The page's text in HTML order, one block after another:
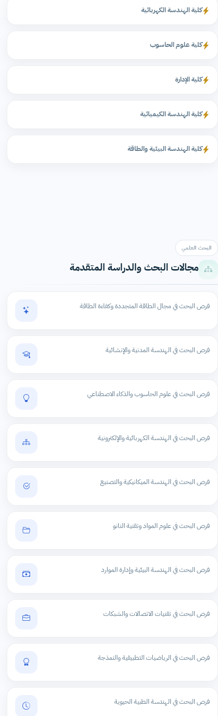
كلية الهندسة الكهربائية
كلية علوم الحاسوب
كلية الإدارة
كلية الهندسة الكيميائية
كلية الهندسة البيئية والطاقة
البحث العلمي
مجالات البحث والدراسة المتقدمة
فرص البحث في مجال الطاقة المتجددة وكفاءة الطاقة
فرص البحث في الهندسة المدنية والإنشائية
فرص البحث في علوم الحاسوب والذكاء الاصطناعي
فرص البحث في الهندسة الكهربائية والإلكترونية
فرص البحث في الهندسة الميكانيكية والتصنيع
فرص البحث في علوم المواد وتقنية النانو
فرص البحث في الهندسة البيئية وإدارة الموارد
فرص البحث في تقنيات الاتصالات والشبكات
فرص البحث في الرياضيات التطبيقية والنمذجة
فرص البحث في الهندسة الطبية الحيوية